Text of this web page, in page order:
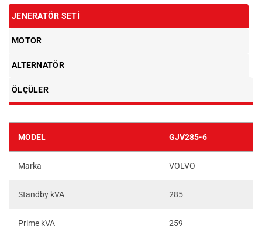
JENERATÖR SETI
MOTOR
ALTERNATÖR
ÖLÇÜLER
MODEL GJV285-6
Marka VOLVO
Standby kVA 285
Prime kVA 259